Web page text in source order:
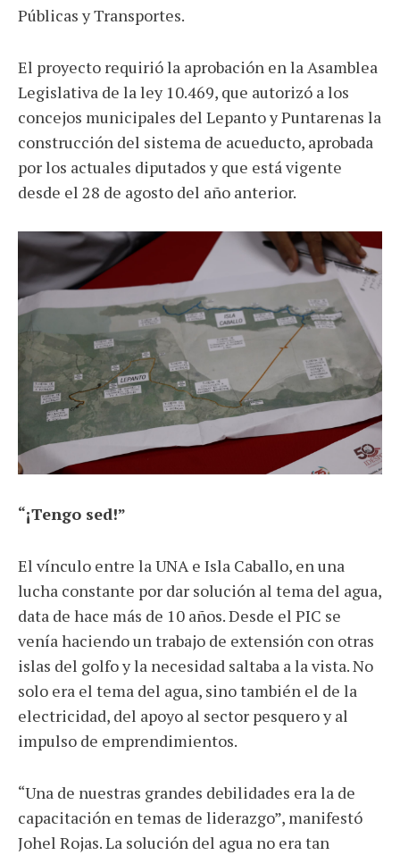
Públicas y Transportes.
El proyecto requirió la aprobación en la Asamblea
Legislativa de la ley 10.469, que autorizó a los
concejos municipales del Lepanto y Puntarenas la
construcción del sistema de acueducto, aprobada
por los actuales diputados y que está vigente
desde el 28 de agosto del año anterior.
“¡Tengo sed!”
El vínculo entre la UNA e Isla Caballo, en una
lucha constante por dar solución al tema del agua,
data de hace más de 10 años. Desde el PIC se
venía haciendo un trabajo de extensión con otras
islas del golfo y la necesidad saltaba a la vista. No
solo era el tema del agua, sino también el de la
electricidad, del apoyo al sector pesquero y al
impulso de emprendimientos.
“Una de nuestras grandes debilidades era la de
capacitación en temas de liderazgo”, manifestó
Johel Rojas. La solución del agua no era tan